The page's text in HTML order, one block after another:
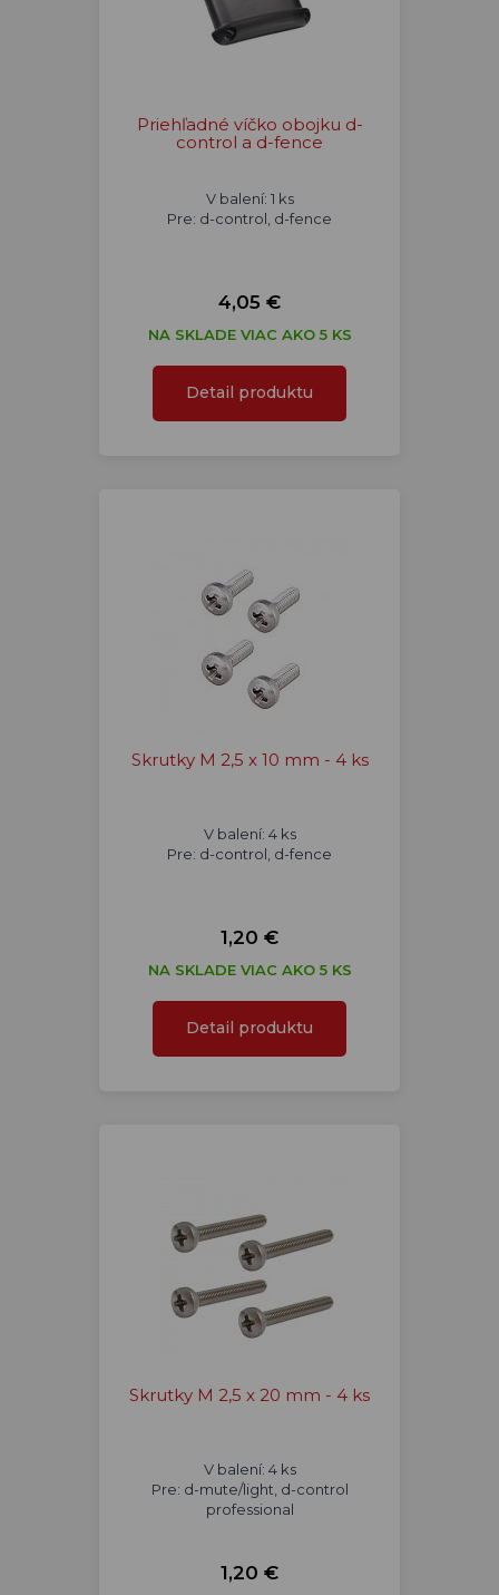
Priehľadné víčko obojku d-
control a d-fence
V balení: 1 ks
Pre: d-control, d-fence
4,05 €
NA SKLADE VIAC AKO 5 KS
Detail produktu
Skrutky M 2,5 x 10 mm - 4 ks
V balení: 4 ks
Pre: d-control, d-fence
1,20 €
NA SKLADE VIAC AKO 5 KS
Detail produktu
Skrutky M 2,5 x 20 mm - 4 ks
V balení: 4 ks
Pre: d-mute/light, d-control
professional
1,20 €